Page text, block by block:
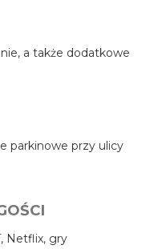
a także dodatkowe
parkinowe przy ulicy
Netflix, gry